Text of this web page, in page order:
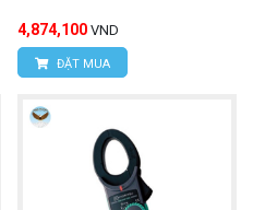
4,874,100 VND
ĐẶT MUA